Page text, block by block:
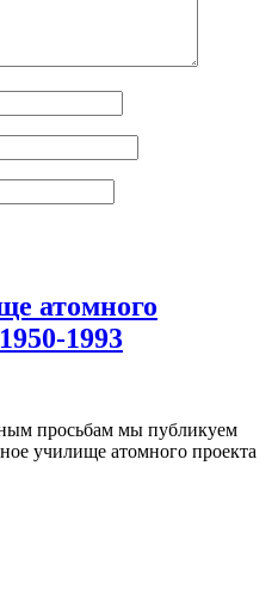
атомного
1993
просьбам мы публикуем
училище атомного проекта